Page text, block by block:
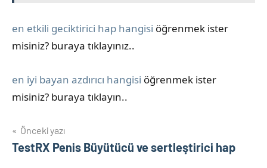
en etkili geciktirici hap hangisi öğrenmek ister
misiniz? buraya tıklayınız..
en iyi bayan azdırıcı hangisi öğrenmek ister
misiniz? buraya tıklayın..
Yazı
gezinmesi
Önceki yazı
TestRX Penis Büyütücü ve sertleştirici hap